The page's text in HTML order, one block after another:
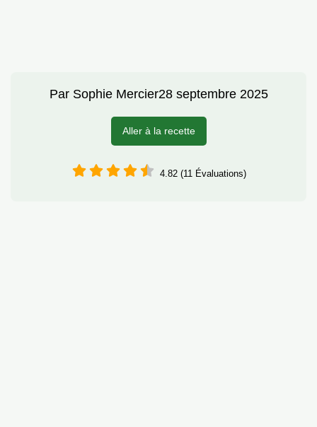
Par Sophie Mercier28 septembre 2025
Aller à la recette
4.82 (11 Évaluations)